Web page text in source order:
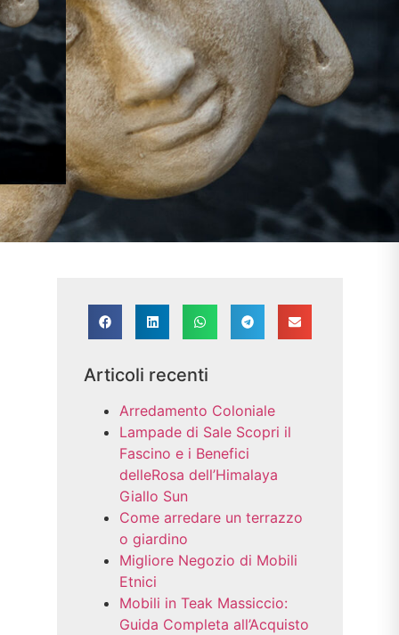
Articoli recenti
Arredamento Coloniale
Lampade di Sale Scopri il
Fascino e i Benefici
delleRosa dell’Himalaya
Giallo Sun
Come arredare un terrazzo
o giardino
Migliore Negozio di Mobili
Etnici
Mobili in Teak Massiccio:
Guida Completa all’Acquisto